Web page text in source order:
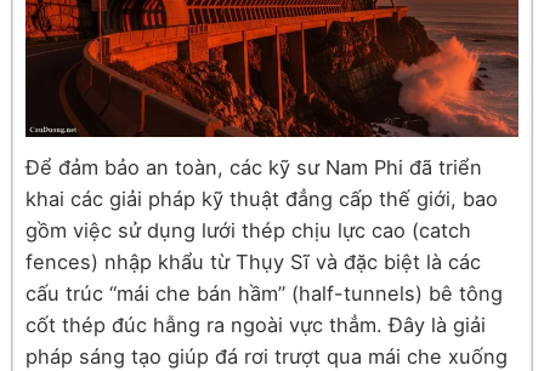
Để đảm bảo an toàn, các kỹ sư Nam Phi đã triển
khai các giải pháp kỹ thuật đẳng cấp thế giới, bao
gồm việc sử dụng lưới thép chịu lực cao (catch
fences) nhập khẩu từ Thụy Sĩ và đặc biệt là các
cấu trúc “mái che bán hầm” (half-tunnels) bê tông
cốt thép đúc hẫng ra ngoài vực thẳm. Đây là giải
pháp sáng tạo giúp đá rơi trượt qua mái che xuống